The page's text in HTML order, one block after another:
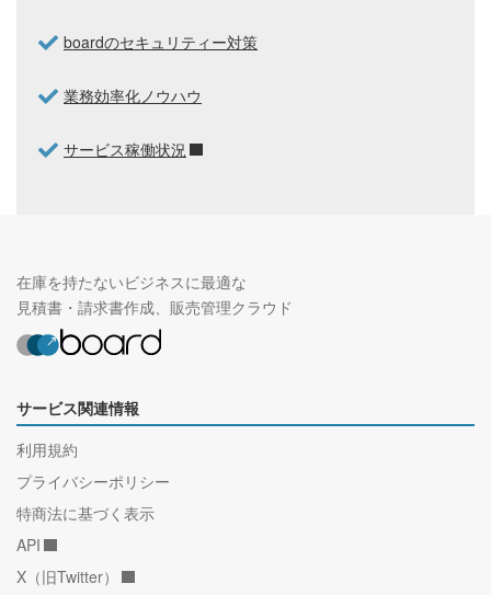
boardのセキュリティー対策
業務効率化ノウハウ
サービス稼働状況
在庫を持たないビジネスに最適な
見積書・請求書作成、販売管理クラウド
サービス関連情報
利用規約
プライバシーポリシー
特商法に基づく表示
API
X（旧Twitter）